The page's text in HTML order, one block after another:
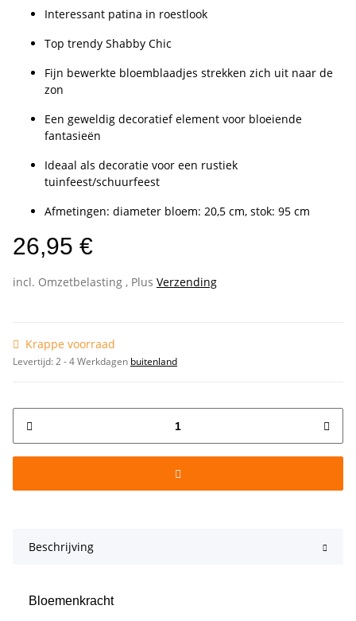
Interessant patina in roestlook
Top trendy Shabby Chic
Fijn bewerkte bloemblaadjes strekken zich uit naar de
zon
Een geweldig decoratief element voor bloeiende
fantasieën
Ideaal als decoratie voor een rustiek
tuinfeest/schuurfeest
Afmetingen: diameter bloem: 20,5 cm, stok: 95 cm
26,95 €
incl. Omzetbelasting , Plus Verzending
Krappe voorraad
Levertijd:2 - 4 Werkdagen buitenland
Beschrijving
Bloemenkracht